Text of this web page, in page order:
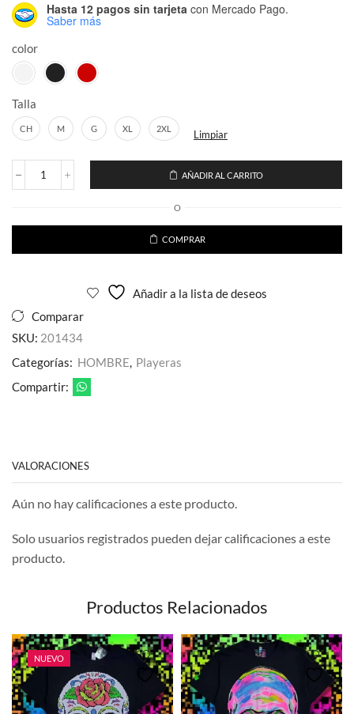
Hasta 12 pagos sin tarjeta con Mercado Pago.
Saber más
color
Talla
CH M G XL 2XL Limpiar
Conjunto(Playera
Chigago
AÑADIR AL CARRITO
O
COMPRAR
Añadir a la lista de deseos
Comparar
SKU: 201434
Categorías: HOMBRE, Playeras
Compartir:
VALORACIONES
Aún no hay calificaciones a este producto.
Solo usuarios registrados pueden dejar calificaciones a este
producto.
Productos Relacionados
NUEVO